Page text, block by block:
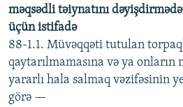
məqsədli təiynatını
üçün istifadə
88-1.1. Müvəqqəti tutulan
qaytarılmamasına və ya
yararlı hala salmaq vəzifəsinin
görə —